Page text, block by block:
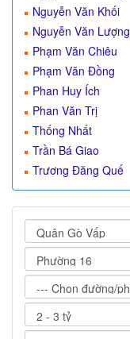
Nguyễn Văn Khối
Nguyễn Văn Lượng
Phạm Văn Chiêu
Phạm Văn Đồng
Phan Huy Ích
Phan Văn Trị
Thống Nhất
Trần Bá Giao
Trương Đăng Quế